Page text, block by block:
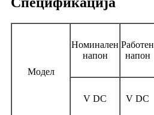
Модел
Номинален
напон
Работен
напон
V DC V DC